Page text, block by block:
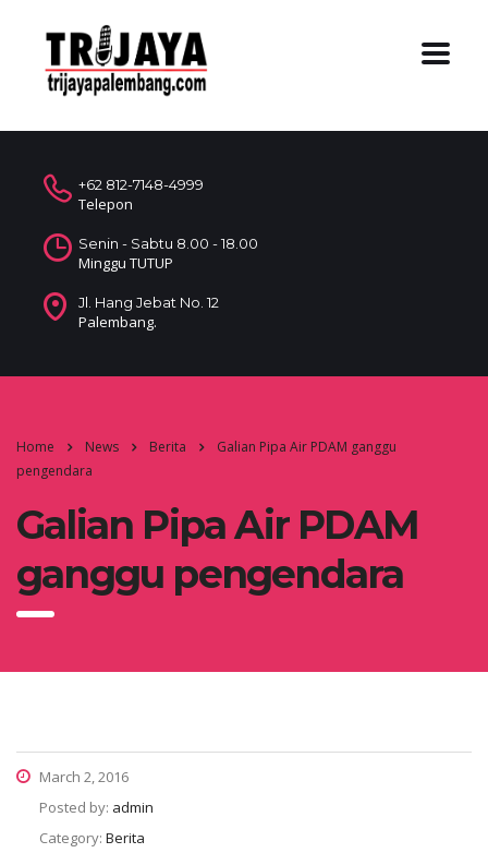
+62 812-7148-4999
Telepon
Senin - Sabtu 8.00 - 18.00
Minggu TUTUP
Jl. Hang Jebat No. 12
Palembang.
Home News Berita
Galian Pipa Air PDAM ganggu
pengendara
Galian Pipa Air PDAM
ganggu pengendara
March 2, 2016
Posted by: admin
Category: Berita